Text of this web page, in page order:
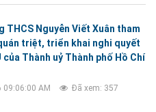
THCS Nguyễn Viết Xuân tham
triệt, triển khai nghi quyết
của Thành uỷ Thành phố Hồ Chí
AM
Đã xem: 357